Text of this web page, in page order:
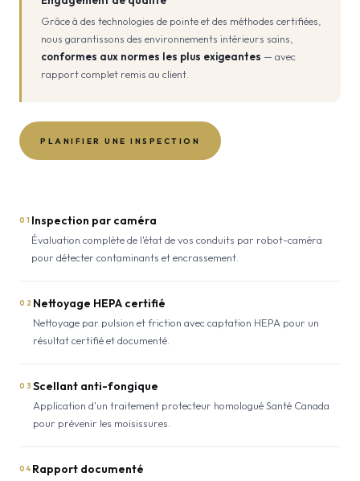
Grâce à des technologies de pointe et des méthodes certifiées,
nous garantissons des environnements intérieurs sains,
conformes aux normes les plus exigeantes — avec
rapport complet remis au client.
PLANIFIER UNE INSPECTION
01 Inspection par caméra
Évaluation complète de l'état de vos conduits par robot-caméra
pour détecter contaminants et encrassement.
02 Nettoyage HEPA certifié
Nettoyage par pulsion et friction avec captation HEPA pour un
résultat certifié et documenté.
03 Scellant anti-fongique
Application d'un traitement protecteur homologué Santé Canada
pour prévenir les moisissures.
04 Rapport documenté